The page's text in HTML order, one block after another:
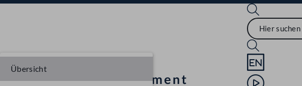
Sprache English
Mediathek
Übersicht